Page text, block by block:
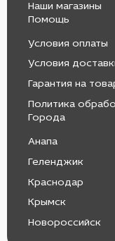
Наши магазины
Помощь
Условия оплаты
Условия
Гарантия на
Политика
Города
Анапа
Геленджик
Краснодар
Крымск
Новороссийск